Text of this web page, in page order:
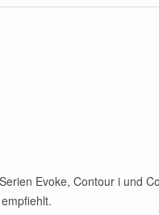
Evoke, Contour i und